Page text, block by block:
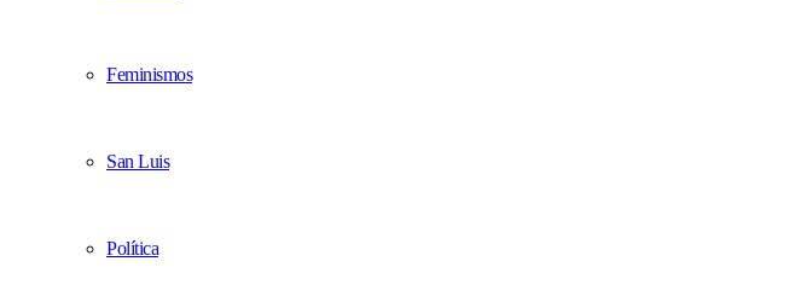
Feminismos
San Luis
Política